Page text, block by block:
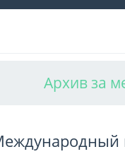
Архив за